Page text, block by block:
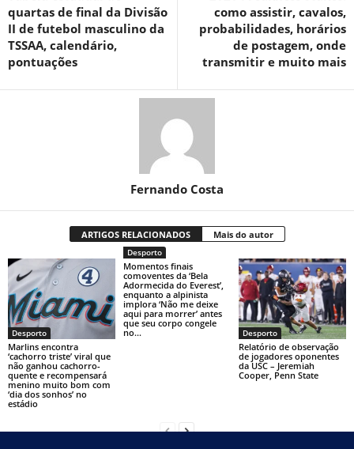
quartas de final da Divisão
II de futebol masculino da
TSSAA, calendário,
pontuações
como assistir, cavalos,
probabilidades, horários
de postagem, onde
transmitir e muito mais
Fernando Costa
ARTIGOS RELACIONADOS Mais do autor
Desporto
Marlins encontra
‘cachorro triste’ viral que
não ganhou cachorro-
quente e recompensará
menino muito bom com
‘dia dos sonhos’ no
estádio
Desporto
Momentos finais
comoventes da ‘Bela
Adormecida do Everest’,
enquanto a alpinista
implora ‘Não me deixe
aqui para morrer’ antes
que seu corpo congele
no...
Desporto
Relatório de observação
de jogadores oponentes
da USC – Jeremiah
Cooper, Penn State